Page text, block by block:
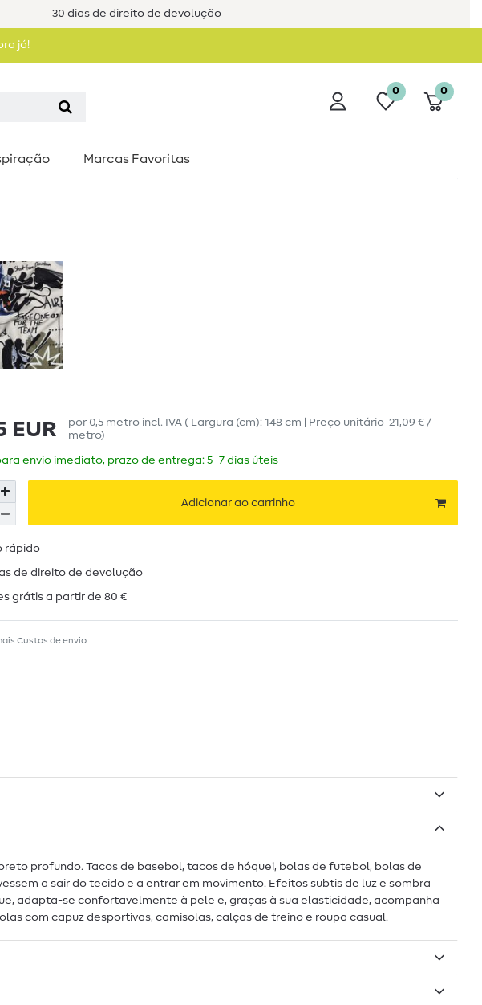
30 dias de direito de devolução
já!
0 0
Marcas Favoritas
EUR por 0,5 metro incl. IVA ( Largura (cm): 148 cm | Preço unitário 21,09 € /
metro)
envio imediato, prazo de entrega: 5–7 dias úteis
Adicionar ao carrinho
rápido
de direito de devolução
grátis a partir de 80 €
Custos de envio
profundo. Tacos de basebol, tacos de hóquei, bolas de futebol, bolas de
a sair do tecido e a entrar em movimento. Efeitos subtis de luz e sombra
adapta-se confortavelmente à pele e, graças à sua elasticidade, acompanha
com capuz desportivas, camisolas, calças de treino e roupa casual.